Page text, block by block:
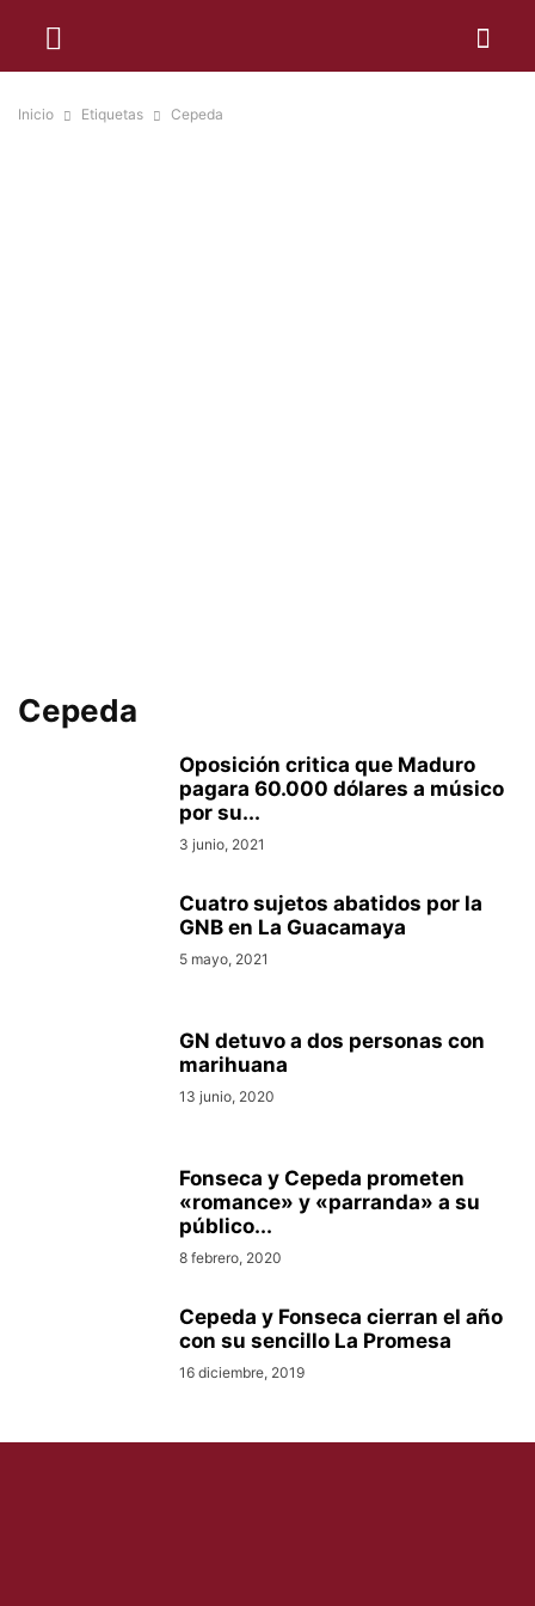
Inicio Etiquetas Cepeda
Cepeda
Oposición critica que Maduro
pagara 60.000 dólares a músico
por su...
3 junio, 2021
Cuatro sujetos abatidos por la
GNB en La Guacamaya
5 mayo, 2021
GN detuvo a dos personas con
marihuana
13 junio, 2020
Fonseca y Cepeda prometen
«romance» y «parranda» a su
público...
8 febrero, 2020
Cepeda y Fonseca cierran el año
con su sencillo La Promesa
16 diciembre, 2019